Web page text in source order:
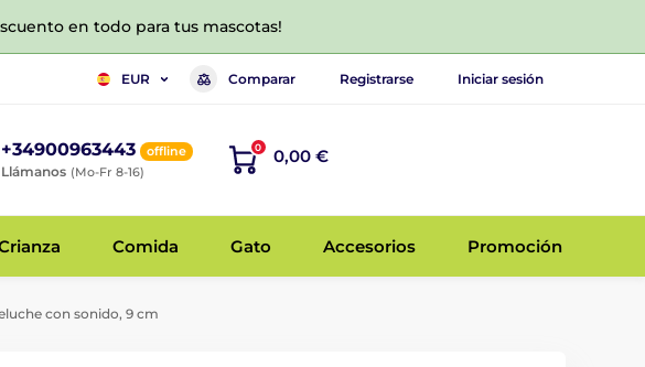
en todo para tus mascotas!
EUR Comparar Registrarse Iniciar sesión
+34900963443 offline
Llámanos (Mo-Fr 8-16)
0 0,00 €
Comida Gato Accesorios Promoción
con sonido, 9 cm